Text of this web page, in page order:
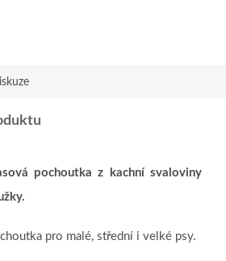
pochoutka z kachní svaloviny
pro malé, střední i velké psy.